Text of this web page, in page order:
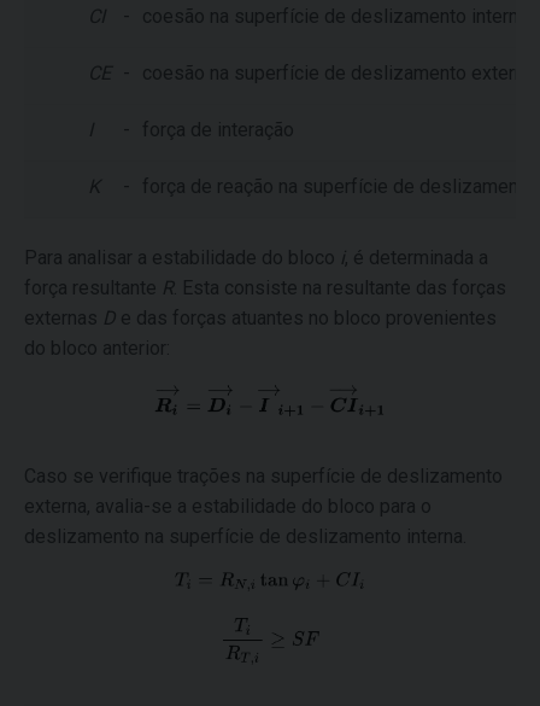
CI - coesão na superfície de deslizamento interna
CE - coesão na superfície de deslizamento externa
I - força de interação
K - força de reação na superfície de deslizamento
Para analisar a estabilidade do bloco i, é determinada a
força resultante R. Esta consiste na resultante das forças
externas D e das forças atuantes no bloco provenientes
do bloco anterior:
Caso se verifique trações na superfície de deslizamento
externa, avalia-se a estabilidade do bloco para o
deslizamento na superfície de deslizamento interna.